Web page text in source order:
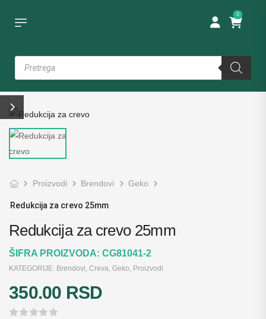
0
Proizvodi Brendovi Geko
Redukcija za crevo 25mm
Redukcija za crevo 25mm
ŠIFRA PROIZVODA: CG81041-2
KATEGORIJE: Brendovi, Creva, Geko, Proizvodi
350.00 RSD